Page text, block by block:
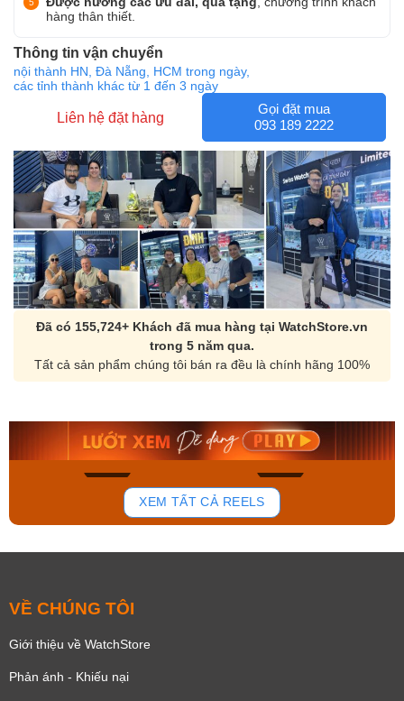
hàng thân thiết.
Thông tin vận chuyển
nội thành HN, Đà Nẵng, HCM trong ngày,
các tỉnh thành khác từ 1 đến 3 ngày
Liên hệ đặt hàng
Gọi đặt mua
093 189 2222
Đã có 155,724+ Khách đã mua hàng tại WatchStore.vn
trong 5 năm qua.
Tất cả sản phẩm chúng tôi bán ra đều là chính hãng 100%
176
Orient Nam RA-
Mua ngay
Casio Nam MTS-
Mua ngay
XEM TẤT CẢ REELS
VỀ CHÚNG TÔI
Giới thiệu về WatchStore
Phản ánh - Khiếu nại